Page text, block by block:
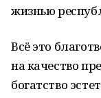
жизнью
Всё это
на качество
богатство